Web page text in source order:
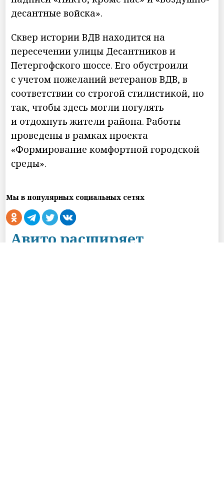
десантные войска».
Сквер истории ВДВ находится на
пересечении улицы Десантников и
Петергофского шоссе. Его обустроили
с учетом пожеланий ветеранов ВДВ, в
соответствии со строгой стилистикой, но
так, чтобы здесь могли погулять
и отдохнуть жители района. Работы
проведены в рамках проекта
«Формирование комфортной городской
среды».
Мы в популярных социальных сетях
Авито расширяет